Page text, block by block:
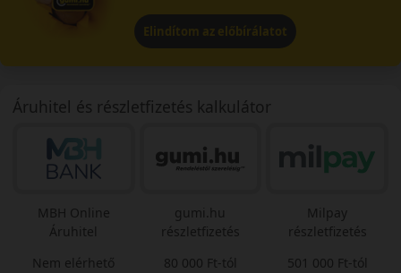
Elindítom az előbírálatot
Áruhitel és részletfizetés kalkulátor
MBH Online
Áruhitel
Nem elérhető
gumi.hu
részletfizetés
80 000 Ft-tól
Milpay
részletfizetés
501 000 Ft-tól